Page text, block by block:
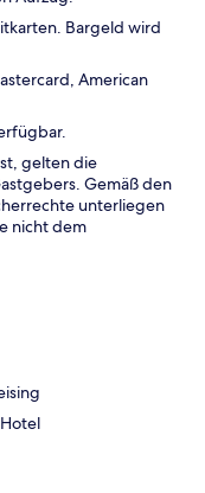
Bargeld wird
American
gelten die
Gemäß den
unterliegen
nicht dem